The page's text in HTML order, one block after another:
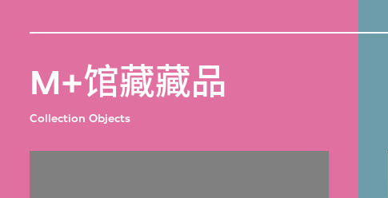
M+馆藏藏品
Collection Objects